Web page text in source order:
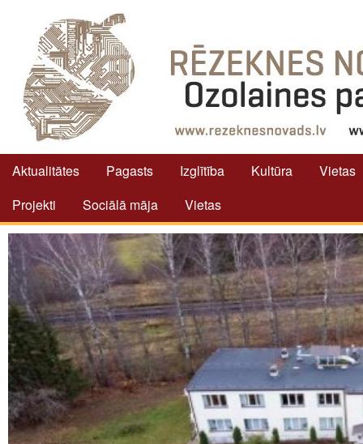
Aktualitātes Pagasts Izglītība Kultūra
Vietas
Projekti
Sociālā māja Vietas